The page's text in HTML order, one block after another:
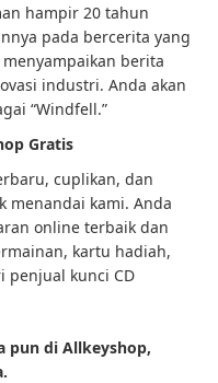
hampir 20 tahun
pada bercerita yang
berita
industri. Anda akan
“Windfell.”
Gratis
cuplikan, dan
menandai kami. Anda
online terbaik dan
kartu hadiah,
penjual kunci CD
pun di Allkeyshop,